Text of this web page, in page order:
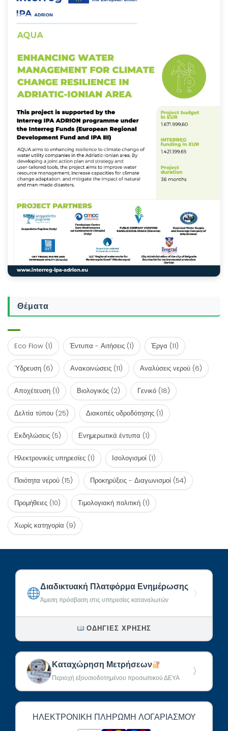
Θέματα
Eco Flow (1) Έντυπα - Αιτήσεις (1) Έργα (11)
Ύδρευση (6) Ανακοινώσεις (11) Αναλύσεις νερού (6)
Αποχέτευση (1) Βιολογικός (2) Γενικό (18)
Δελτία τύπου (25) Διακοπές υδροδότησης (1)
Εκδηλώσεις (5) Ενημερωτικά έντυπα (1)
Ηλεκτρονικές υπηρεσίες (1) Ισολογισμοί (1)
Ποιότητα νερού (15) Προκηρύξεις - Διαγωνισμοί (54)
Προμήθειες (10) Τιμολογιακή πολιτική (1)
Χωρίς κατηγορία (9)
Διαδικτυακή Πλατφόρμα Ενημέρωσης
Άμεση πρόσβαση στις υπηρεσίες καταναλωτών
〉
ΟΔΗΓΊΕΣ ΧΡΉΣΗΣ
Καταχώρηση Μετρήσεων
Περιοχή εξουσιοδοτημένου προσωπικού ΔΕΥΑ
〉
ΗΛΕΚΤΡΟΝΙΚΉ ΠΛΗΡΩΜΉ ΛΟΓΑΡΙΑΣΜΟΎ